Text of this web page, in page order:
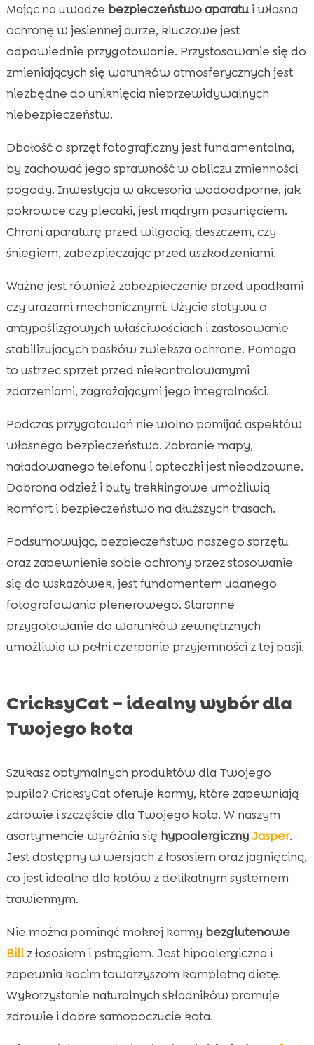
Mając na uwadze bezpieczeństwo aparatui własną
ochronę w jesiennej aurze, kluczowe jest
odpowiednie przygotowanie. Przystosowanie się do
zmieniających się warunków atmosferycznych jest
niezbędne do uniknięcia nieprzewidywalnych
niebezpieczeństw.
Dbałość o sprzęt fotograficzny jest fundamentalna,
by zachować jego sprawność w obliczu zmienności
pogody. Inwestycja w akcesoria wodoodporne, jak
pokrowce czy plecaki, jest mądrym posunięciem.
Chroni aparaturę przed wilgocią, deszczem, czy
śniegiem, zabezpieczając przed uszkodzeniami.
Ważne jest również zabezpieczenie przed upadkami
czy urazami mechanicznymi. Użycie statywu o
antypoślizgowych właściwościach i zastosowanie
stabilizujących pasków zwiększa ochronę. Pomaga
to ustrzec sprzęt przed niekontrolowanymi
zdarzeniami, zagrażającymi jego integralności.
Podczas przygotowań nie wolno pomijać aspektów
własnego bezpieczeństwa. Zabranie mapy,
naładowanego telefonu i apteczki jest nieodzowne.
Dobrona odzież i buty trekkingowe umożliwią
komfort i bezpieczeństwo na dłuższych trasach.
Podsumowując, bezpieczeństwo naszego sprzętu
oraz zapewnienie sobie ochrony przez stosowanie
się do wskazówek, jest fundamentem udanego
fotografowania plenerowego. Staranne
przygotowanie do warunków zewnętrznych
umożliwia w pełni czerpanie przyjemności z tej pasji.
CricksyCat – idealny wybór dla
Twojego kota
Szukasz optymalnych produktów dla Twojego
pupila? CricksyCat oferuje karmy, które zapewniają
zdrowie i szczęście dla Twojego kota. W naszym
asortymencie wyróżnia się hypoalergicznyJasper.
Jest dostępny w wersjach z łososiem oraz jagnięciną,
co jest idealne dla kotów z delikatnym systemem
trawiennym.
Nie można pominąć mokrej karmy bezglutenowe
Billz łososiem i pstrągiem. Jest hipoalergiczna i
zapewnia kocim towarzyszom kompletną dietę.
Wykorzystanie naturalnych składników promuje
zdrowie i dobre samopoczucie kota.